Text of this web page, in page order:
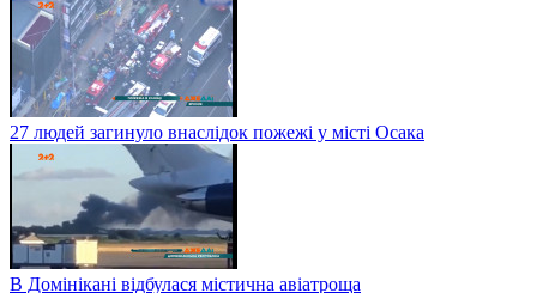
27 людей загинуло внаслідок пожежі у місті Осака
В Домінікані відбулася містична авіатроща